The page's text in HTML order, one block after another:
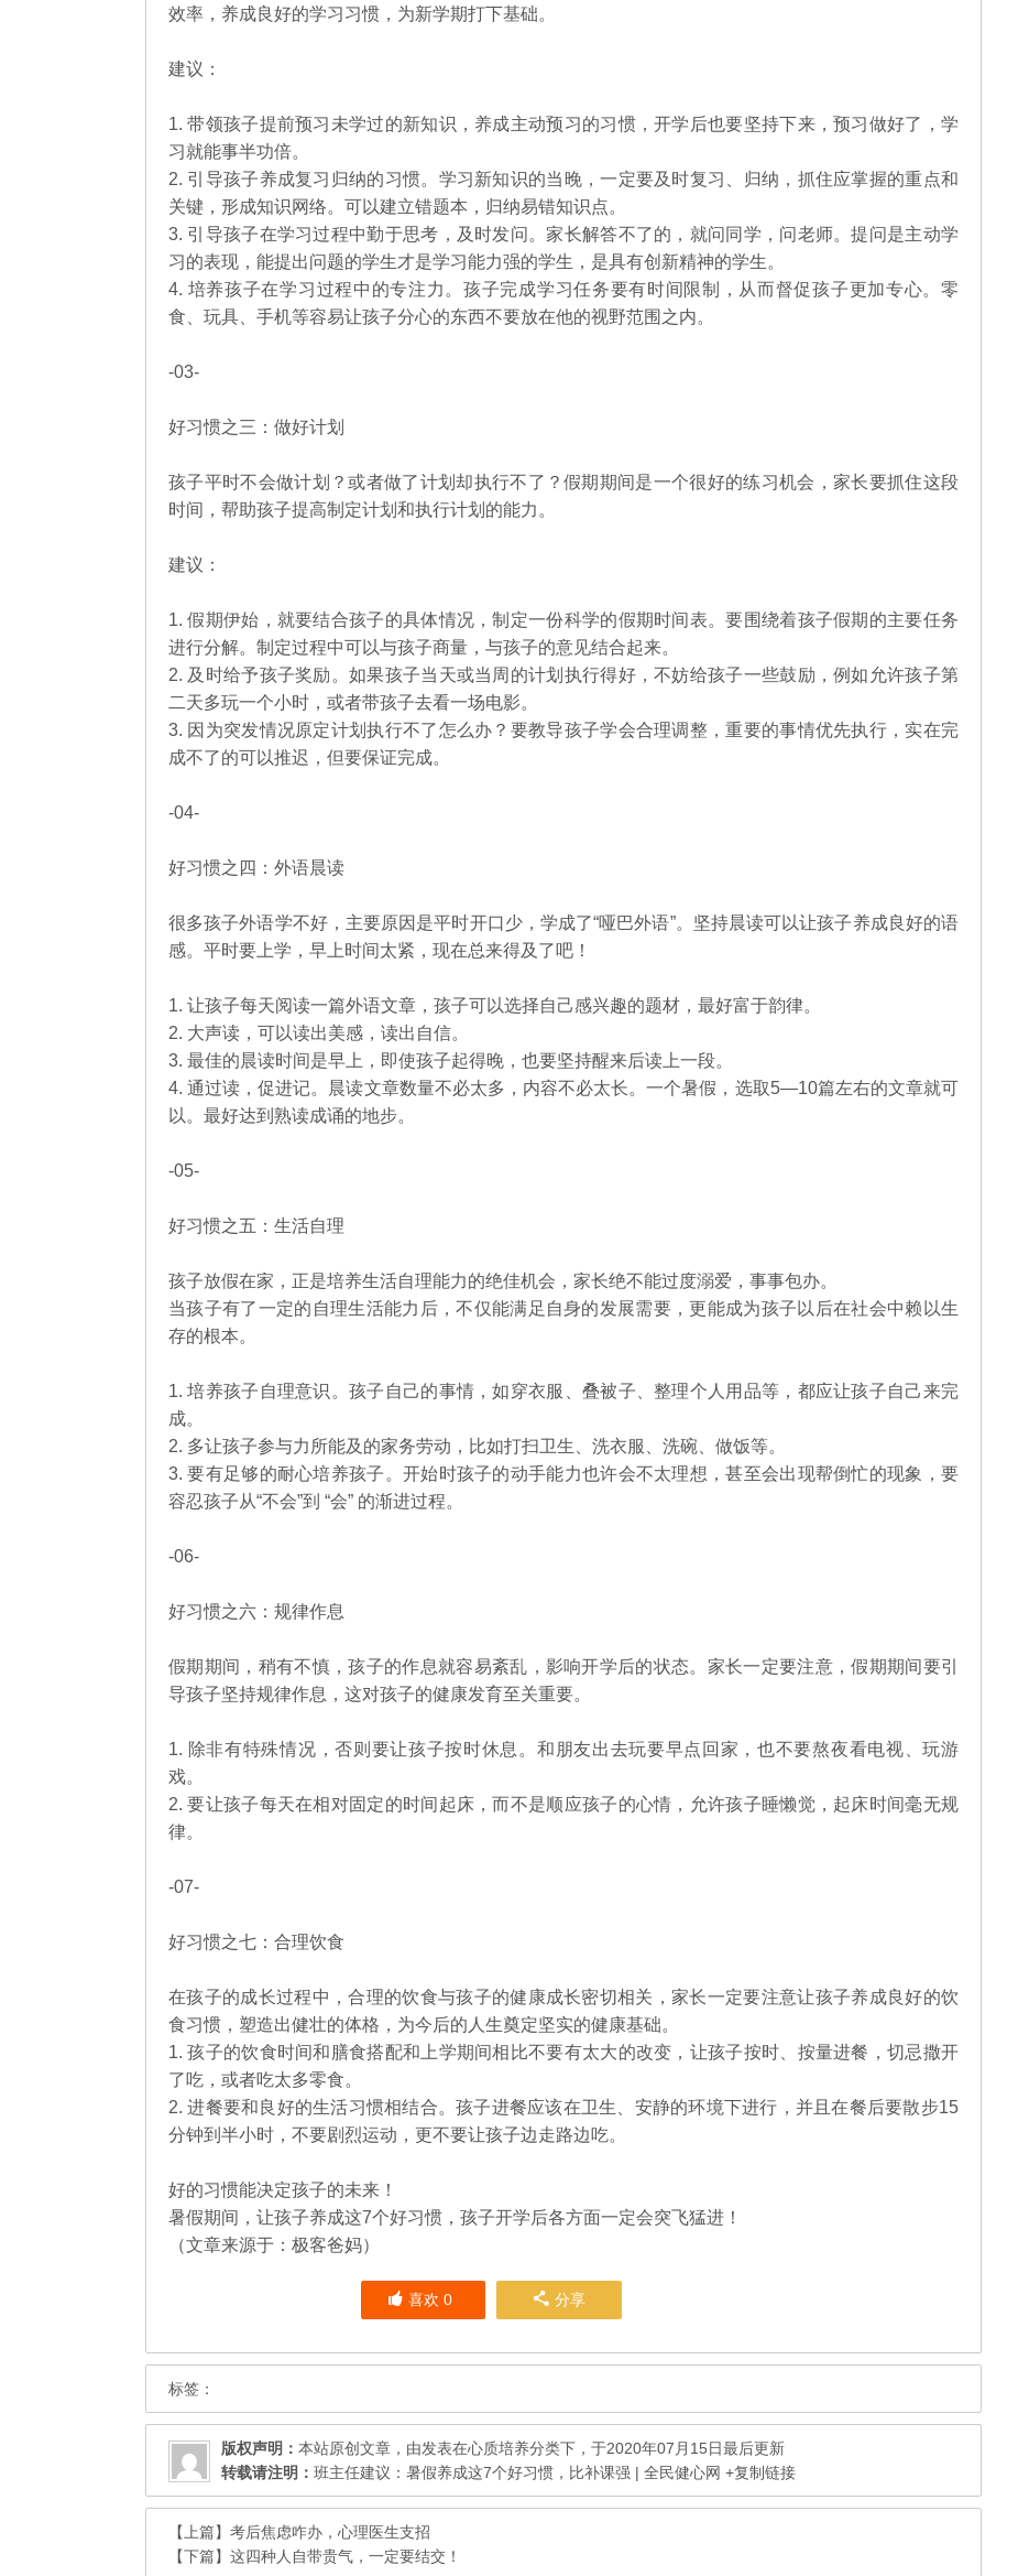
效率，养成良好的学习习惯，为新学期打下基础。
建议：
1. 带领孩子提前预习未学过的新知识，养成主动预习的习惯，开学后也要坚持下来，预习做好了，学
习就能事半功倍。
2. 引导孩子养成复习归纳的习惯。学习新知识的当晚，一定要及时复习、归纳，抓住应掌握的重点和
关键，形成知识网络。可以建立错题本，归纳易错知识点。
3. 引导孩子在学习过程中勤于思考，及时发问。家长解答不了的，就问同学，问老师。提问是主动学
习的表现，能提出问题的学生才是学习能力强的学生，是具有创新精神的学生。
4. 培养孩子在学习过程中的专注力。孩子完成学习任务要有时间限制，从而督促孩子更加专心。零
食、玩具、手机等容易让孩子分心的东西不要放在他的视野范围之内。
-03-
好习惯之三：做好计划
孩子平时不会做计划？或者做了计划却执行不了？假期期间是一个很好的练习机会，家长要抓住这段
时间，帮助孩子提高制定计划和执行计划的能力。
建议：
1. 假期伊始，就要结合孩子的具体情况，制定一份科学的假期时间表。要围绕着孩子假期的主要任务
进行分解。制定过程中可以与孩子商量，与孩子的意见结合起来。
2. 及时给予孩子奖励。如果孩子当天或当周的计划执行得好，不妨给孩子一些鼓励，例如允许孩子第
二天多玩一个小时，或者带孩子去看一场电影。
3. 因为突发情况原定计划执行不了怎么办？要教导孩子学会合理调整，重要的事情优先执行，实在完
成不了的可以推迟，但要保证完成。
-04-
好习惯之四：外语晨读
很多孩子外语学不好，主要原因是平时开口少，学成了“哑巴外语”。坚持晨读可以让孩子养成良好的语
感。平时要上学，早上时间太紧，现在总来得及了吧！
1. 让孩子每天阅读一篇外语文章，孩子可以选择自己感兴趣的题材，最好富于韵律。
2. 大声读，可以读出美感，读出自信。
3. 最佳的晨读时间是早上，即使孩子起得晚，也要坚持醒来后读上一段。
4. 通过读，促进记。晨读文章数量不必太多，内容不必太长。一个暑假，选取5—10篇左右的文章就可
以。最好达到熟读成诵的地步。
-05-
好习惯之五：生活自理
孩子放假在家，正是培养生活自理能力的绝佳机会，家长绝不能过度溺爱，事事包办。
当孩子有了一定的自理生活能力后，不仅能满足自身的发展需要，更能成为孩子以后在社会中赖以生
存的根本。
1. 培养孩子自理意识。孩子自己的事情，如穿衣服、叠被子、整理个人用品等，都应让孩子自己来完
成。
2. 多让孩子参与力所能及的家务劳动，比如打扫卫生、洗衣服、洗碗、做饭等。
3. 要有足够的耐心培养孩子。开始时孩子的动手能力也许会不太理想，甚至会出现帮倒忙的现象，要
容忍孩子从“不会”到 “会” 的渐进过程。
-06-
好习惯之六：规律作息
假期期间，稍有不慎，孩子的作息就容易紊乱，影响开学后的状态。家长一定要注意，假期期间要引
导孩子坚持规律作息，这对孩子的健康发育至关重要。
1. 除非有特殊情况，否则要让孩子按时休息。和朋友出去玩要早点回家，也不要熬夜看电视、玩游
戏。
2. 要让孩子每天在相对固定的时间起床，而不是顺应孩子的心情，允许孩子睡懒觉，起床时间毫无规
律。
-07-
好习惯之七：合理饮食
在孩子的成长过程中，合理的饮食与孩子的健康成长密切相关，家长一定要注意让孩子养成良好的饮
食习惯，塑造出健壮的体格，为今后的人生奠定坚实的健康基础。
1. 孩子的饮食时间和膳食搭配和上学期间相比不要有太大的改变，让孩子按时、按量进餐，切忌撒开
了吃，或者吃太多零食。
2. 进餐要和良好的生活习惯相结合。孩子进餐应该在卫生、安静的环境下进行，并且在餐后要散步15
分钟到半小时，不要剧烈运动，更不要让孩子边走路边吃。
好的习惯能决定孩子的未来！
暑假期间，让孩子养成这7个好习惯，孩子开学后各方面一定会突飞猛进！
（文章来源于：极客爸妈）
喜欢0 分享
标签：
版权声明： 本站原创文章，由发表在心质培养分类下，于2020年07月15日最后更新
转载请注明： 班主任建议：暑假养成这7个好习惯，比补课强 | 全民健心网 +复制链接
【上篇】 考后焦虑咋办，心理医生支招
【下篇】 这四种人自带贵气，一定要结交！